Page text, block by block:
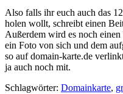
Also falls ihr euch auch das
holen wollt, schreibt einen
Außerdem wird es noch
ein Foto von sich und dem
so auf domain-karte.de
ja auch noch mit.
Schlagwörter: Domainkarte,